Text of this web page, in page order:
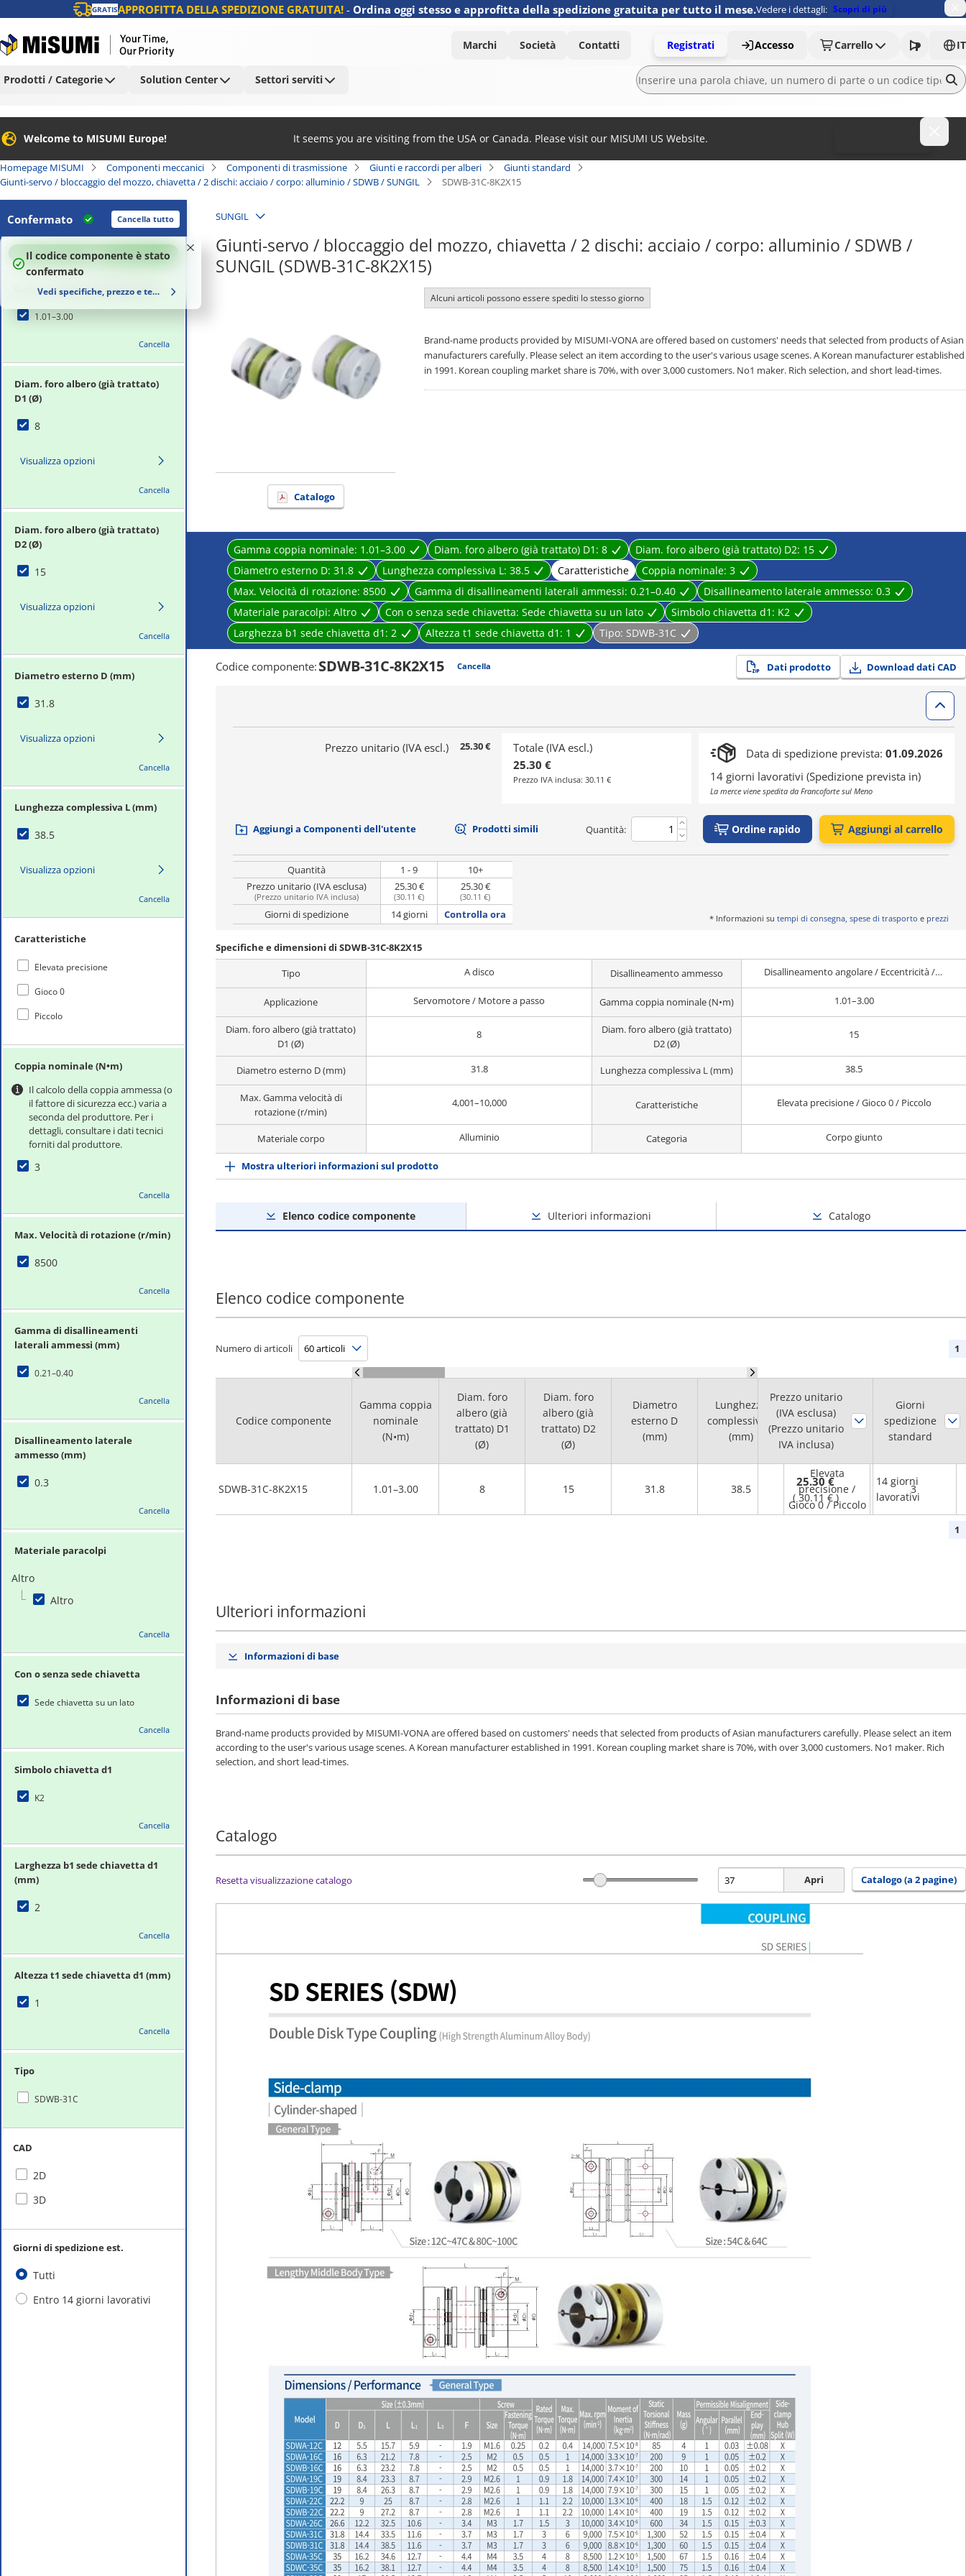
GRATISAPPROFITTA DELLA SPEDIZIONE GRATUITA! - Ordina oggi stesso e approfitta della spedizione gratuita per tutto il mese.Vedere i dettagli: Scopri di più
Marchi Società Contatti Registrati Accesso Carrello IT
Prodotti / Categorie Solution Center Settori serviti
Welcome to MISUMI Europe! It seems you are visiting from the USA or Canada. Please visit our MISUMI US Website.
Homepage MISUMI Componenti meccanici Componenti di trasmissione Giunti e raccordi per alberi
Giunti standard
Giunti-servo / bloccaggio del mozzo, chiavetta / 2 dischi: acciaio / corpo: alluminio / SDWB / SUNGIL
SDWB-31C-8K2X15
Confermato Cancella tutto
100%
Il codice componente è stato
confermato
Vedi specifiche, prezzo e tempi di consegna
Gamma coppia nominale (N•m)
1.01–3.00
Cancella
Diam. foro albero (già trattato)
D1 (Ø)
8
Visualizza opzioni
Cancella
Diam. foro albero (già trattato)
D2 (Ø)
15
Visualizza opzioni
Cancella
Diametro esterno D (mm)
31.8
Visualizza opzioni
Cancella
Lunghezza complessiva L (mm)
38.5
Visualizza opzioni
Cancella
Caratteristiche
Elevata precisione
Gioco 0
Piccolo
Coppia nominale (N•m)
Il calcolo della coppia ammessa (o
il fattore di sicurezza ecc.) varia a
seconda del produttore. Per i
dettagli, consultare i dati tecnici
forniti dal produttore.
3
Cancella
Max. Velocità di rotazione (r/min)
8500
Cancella
Gamma di disallineamenti
laterali ammessi (mm)
0.21–0.40
Cancella
Disallineamento laterale
ammesso (mm)
0.3
Cancella
Materiale paracolpi
Altro
Altro
Cancella
Con o senza sede chiavetta
Sede chiavetta su un lato
Cancella
Simbolo chiavetta d1
K2
Cancella
Larghezza b1 sede chiavetta d1
(mm)
2
Cancella
Altezza t1 sede chiavetta d1 (mm)
1
Cancella
Tipo
SDWB-31C
CAD
2D
3D
Giorni di spedizione est.
Tutti
Entro 14 giorni lavorativi
SUNGIL
Giunti-servo / bloccaggio del mozzo, chiavetta / 2 dischi: acciaio / corpo: alluminio / SDWB /
SUNGIL (SDWB-31C-8K2X15)
Catalogo
Alcuni articoli possono essere spediti lo stesso giorno
Brand-name products provided by MISUMI-VONA are offered based on customers' needs that selected from products of Asian
manufacturers carefully. Please select an item according to the user's various usage scenes. A Korean manufacturer established
in 1991. Korean coupling market share is 70%, with over 3,000 customers. No1 maker. Rich selection, and short lead-times.
Gamma coppia nominale: 1.01–3.00 Diam. foro albero (già trattato) D1: 8 Diam. foro albero (già trattato) D2: 15
Diametro esterno D: 31.8 Lunghezza complessiva L: 38.5 Caratteristiche Coppia nominale: 3
Max. Velocità di rotazione: 8500 Gamma di disallineamenti laterali ammessi: 0.21–0.40 Disallineamento laterale ammesso: 0.3
Materiale paracolpi: Altro Con o senza sede chiavetta: Sede chiavetta su un lato Simbolo chiavetta d1: K2
Larghezza b1 sede chiavetta d1: 2 Altezza t1 sede chiavetta d1: 1 Tipo: SDWB-31C
Codice componente: SDWB-31C-8K2X15 Cancella Dati prodotto Download dati CAD
Prezzo unitario (IVA escl.) 25.30 €
Totale (IVA escl.)
25.30 €
Prezzo IVA inclusa: 30.11 €
Data di spedizione prevista: 01.09.2026
14 giorni lavorativi (Spedizione prevista in)
La merce viene spedita da Francoforte sul Meno
Aggiungi a Componenti dell'utente Prodotti simili Quantità: Ordine rapido Aggiungi al carrello
Quantità 1 - 9
10+
Prezzo unitario (IVA esclusa)
(Prezzo unitario IVA inclusa)
25.30 €
(30.11 €)
25.30 €
(30.11 €)
Giorni di spedizione 14 giorni Controlla ora * Informazioni su tempi di consegna, spese di trasporto e prezzi
Specifiche e dimensioni di SDWB-31C-8K2X15
Tipo
A disco Disallineamento ammesso Disallineamento angolare / Eccentricità / Disallineamento assiale
Applicazione Servomotore / Motore a passo Gamma coppia nominale (N•m) 1.01–3.00
Diam. foro albero (già trattato)
D1 (Ø)
8
Diam. foro albero (già trattato)
D2 (Ø)
15
Diametro esterno D (mm) 31.8 Lunghezza complessiva L (mm) 38.5
Max. Gamma velocità di
rotazione (r/min)
4,001–10,000 Caratteristiche Elevata precisione / Gioco 0 / Piccolo
Materiale corpo Alluminio Categoria Corpo giunto
Mostra ulteriori informazioni sul prodotto
Elenco codice componente Ulteriori informazioni Catalogo
Elenco codice componente
Numero di articoli 1
Codice componente
SDWB-31C-8K2X15
Gamma coppia
nominale
(N•m)
Diam. foro
albero (già
trattato) D1
(Ø)
Diam. foro
albero (già
trattato) D2
(Ø)
Diametro
esterno D
(mm)
Lunghezza
complessiva L
(mm)
Caratteristiche
Coppia
nominale
(N•m)
1.01–3.00 8 15 31.8 38.5
Elevata
precisione /
Gioco 0 / Piccolo
3
Prezzo unitario
(IVA esclusa)
(Prezzo unitario
IVA inclusa)
Giorni
spedizione
standard
25.30 €
( 30.11 € )
14 giorni
lavorativi
1
Ulteriori informazioni
Informazioni di base
Informazioni di base
Brand-name products provided by MISUMI-VONA are offered based on customers' needs that selected from products of Asian manufacturers carefully. Please select an item
according to the user's various usage scenes. A Korean manufacturer established in 1991. Korean coupling market share is 70%, with over 3,000 customers. No1 maker. Rich
selection, and short lead-times.
Catalogo
Resetta visualizzazione catalogo Apri Catalogo (a 2 pagine)